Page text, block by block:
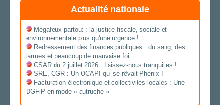
Actualité nationale
Mégafeux partout : la justice fiscale, sociale et
environnementale plus qu'une urgence !
Redressement des finances publiques : du sang, des
larmes et beaucoup de mauvaise foi
CSAR du 2 juillet 2026 : Laissez-nous tranquilles !
SRE, CGR : Un OCAPI qui se rêvait Phénix !
Facturation électronique et collectivités locales : Une
DGFiP en mode « autruche »